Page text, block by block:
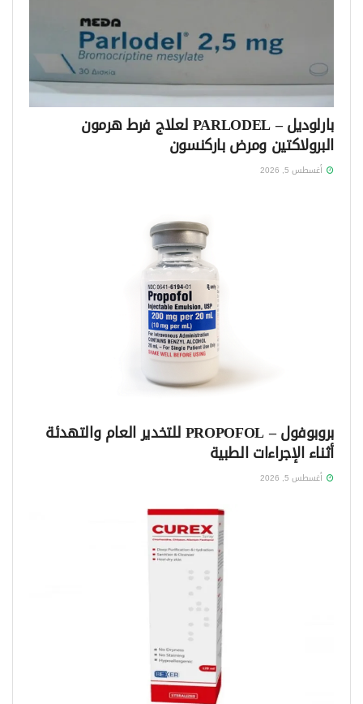
بارلوديل – PARLODEL لعلاج فرط هرمون
البرولاكتين ومرض باركنسون
أغسطس 5, 2026
بروبوفول – PROPOFOL للتخدير العام والتهدئة
أثناء الإجراءات الطبية
أغسطس 5, 2026